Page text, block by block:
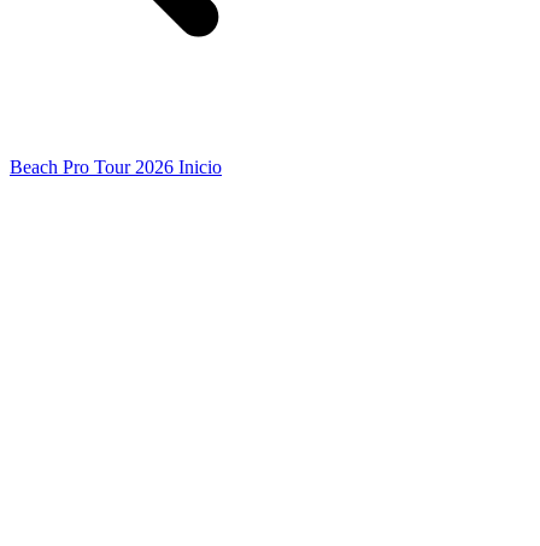
Beach Pro Tour 2026 Inicio